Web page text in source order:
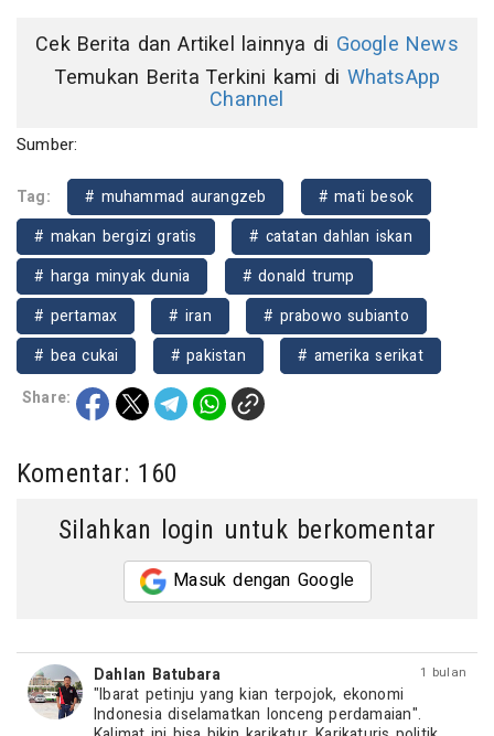
Cek Berita dan Artikel lainnya di Google News
Temukan Berita Terkini kami di WhatsApp
Channel
Sumber:
Tag: # muhammad aurangzeb
# mati besok
# makan bergizi gratis
# catatan dahlan iskan
# harga minyak dunia
# donald trump
# pertamax
# iran
# prabowo subianto
# bea cukai
# pakistan
# amerika serikat
Share:
Komentar: 160
Silahkan login untuk berkomentar
Masuk dengan Google
1 bulan
Dahlan Batubara
"Ibarat petinju yang kian terpojok, ekonomi
Indonesia diselamatkan lonceng perdamaian".